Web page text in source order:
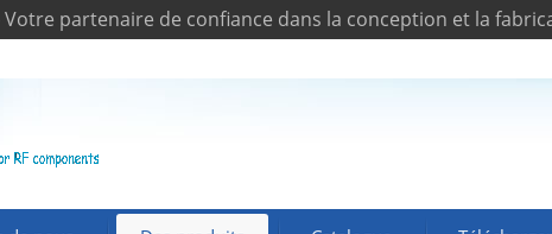
partenaire de confiance dans la conception et la